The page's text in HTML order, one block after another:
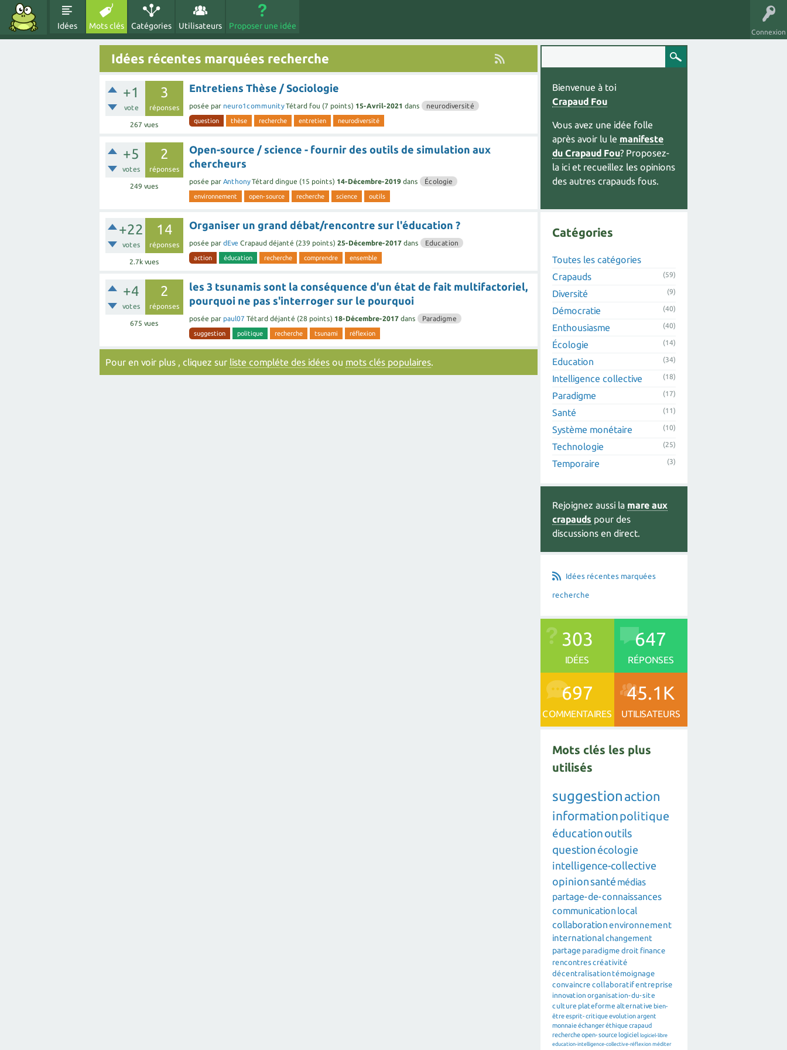
Connexion
Idées Mots clés Catégories Utilisateurs Proposer une idée
Idées récentes marquées recherche
+1
vote
3
réponses
267 vues
Entretiens Thèse / Sociologie
posée par neuro1community Tétard fou (7 points) 15-Avril-2021 dans neurodiversité
question thèse recherche entretien neurodiversité
+5
votes
2
réponses
249 vues
Open-source / science - fournir des outils de simulation aux
chercheurs
posée par Anthony Tétard dingue (15 points) 14-Décembre-2019 dans Écologie
environnement open-source recherche science outils
+22
votes
14
réponses
2.7k vues
Organiser un grand débat/rencontre sur l'éducation ?
posée par dEve Crapaud déjanté (239 points) 25-Décembre-2017 dans Education
action éducation recherche comprendre ensemble
+4
votes
2
réponses
675 vues
les 3 tsunamis sont la conséquence d'un état de fait multifactoriel,
pourquoi ne pas s'interroger sur le pourquoi
posée par paul07 Tétard déjanté (28 points) 18-Décembre-2017 dans Paradigme
suggestion politique recherche tsunami réflexion
Pour en voir plus , cliquez sur liste compléte des idées ou mots clés populaires.
Bienvenue à toi
Crapaud Fou
Vous avez une idée folle
après avoir lu le manifeste
du Crapaud Fou? Proposez-
la ici et recueillez les opinions
des autres crapauds fous.
Catégories
Toutes les catégories
Crapauds
(59)
Diversité (9)
Démocratie (40)
Enthousiasme (40)
Écologie (14)
Education (34)
Intelligence collective (18)
Paradigme (17)
Santé (11)
Système monétaire (10)
Technologie (25)
Temporaire (3)
Rejoignez aussi la mare aux
crapauds pour des
discussions en direct.
Idées récentes marquées
recherche
303
IDÉES
647
RÉPONSES
697
COMMENTAIRES
45.1K
UTILISATEURS
Mots clés les plus
utilisés
suggestion action
informationpolitique
éducationoutils
question écologie
intelligence-collective
opinion santé médias
partage-de-connaissances
communication local
collaborationenvironnement
internationalchangement
partage paradigme droit finance
rencontrescréativité
décentralisation témoignage
convaincre collaboratifentreprise
innovation organisation-du-site
culture plateforme alternative bien-
êtreesprit-critiqueevolutionargent
monnaieéchangeréthiquecrapaud
rechercheopen-source logiciel logiciel-libre
education-intelligence-collective-réflexion méditer